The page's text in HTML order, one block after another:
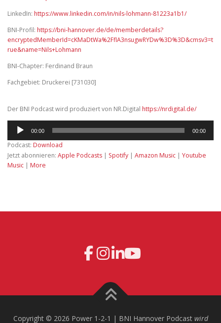
LinkedIn: https://www.linkedin.com/in/nils-lohmann-81223a1b1/
BNI-Profil: https://bni-hannover.de/de/memberdetails?
encryptedMemberId=cKMaDtWa%2FflA3nsugwRYDw%3D%3D&cmsv3=t
rue&name=Nils+Lohmann
BNI-Chapter: Ferdinand Braun
Fachgebiet: Druckerei [731030]
Der BNI Podcast wird produziert von NR.Digital https://nrdigital.de/
Audio-
Player
00:00 00:00
Podcast: Download
Jetzt abonnieren: Apple Podcasts | Spotify | Amazon Music | Youtube
Music | More
Copyright © 2026 Power 1-2-1 | BNI Hannover Podcast wird